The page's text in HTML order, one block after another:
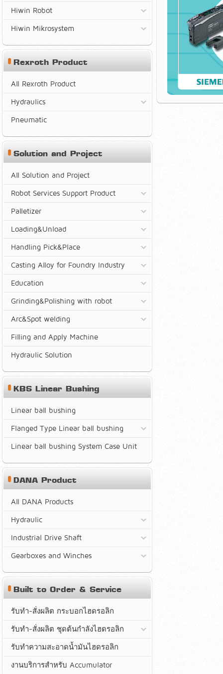
Hiwin Robot
Hiwin Mikrosystem
Rexroth Product
All Rexroth Product
Hydraulics
Pneumatic
Solution and Project
All Solution and Project
Robot Services Support Product
Palletizer
Loading&Unload
Handling Pick&Place
Casting Alloy for Foundry Industry
Education
Grinding&Polishing with robot
Arc&Spot welding
Filling and Apply Machine
Hydraulic Solution
KBS Linear Bushing
Linear ball bushing
Flanged Type Linear ball bushing
Linear ball bushing System Case Unit
DANA Product
All DANA Products
Hydraulic
Industrial Drive Shaft
Gearboxes and Winches
Built to Order & Service
รับทำ-สั่งผลิต กระบอกไฮดรอลิก
รับทำ-สั่งผลิต ชุดต้นกำลังไฮดรอลิก
รับทำความสะอาดน้ำมันไฮดรอลิก
งานบริการสำหรับ Accumulator